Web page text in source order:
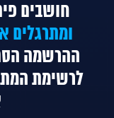
חושבים
ומתרגלים
ההרשמה
לרשימת